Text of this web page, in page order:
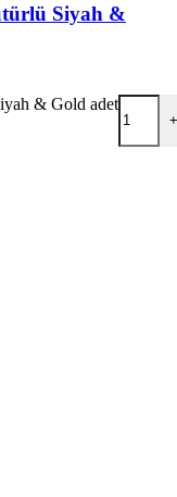
Siyah &
& Gold adet
+